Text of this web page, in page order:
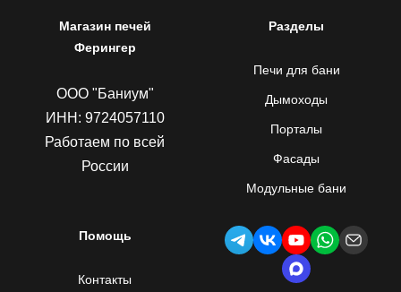
Магазин печей
Ферингер
ООО "Баниум"
ИНН: 9724057110
Работаем по всей
России
Разделы
Печи для бани
Дымоходы
Порталы
Фасады
Модульные бани
Помощь
Контакты